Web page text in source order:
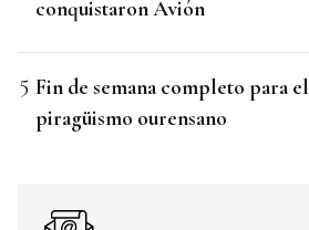
conquistaron Avión
Fin de semana completo para el
piragüismo ourensano